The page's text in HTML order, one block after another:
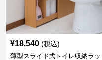
¥18,540 (税込)
薄型スライド式トイレ収納ラッ